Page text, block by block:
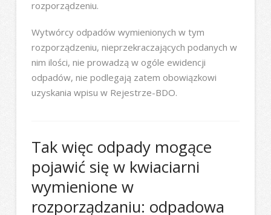
rozporządzeniu.
Wytwórcy odpadów wymienionych w tym
rozporządzeniu, nieprzekraczających podanych w
nim ilości, nie prowadzą w ogóle ewidencji
odpadów, nie podlegają zatem obowiązkowi
uzyskania wpisu w Rejestrze-BDO.
Tak więc odpady mogące
pojawić się w kwiaciarni
wymienione w
rozporządzaniu: odpadowa